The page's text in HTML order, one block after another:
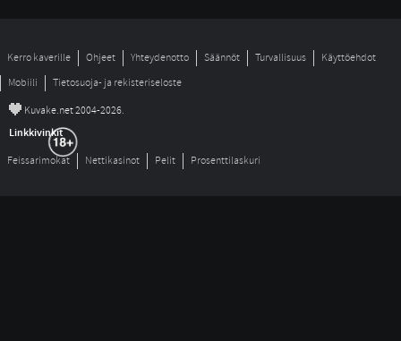
Kerro kaverille Ohjeet Yhteydenotto Säännöt Turvallisuus
Käyttöehdot
Mobiili
Tietosuoja- ja rekisteriseloste
© Kuvake.net 2004-2026.
Linkkivinkit
Feissarimokat Nettikasinot Pelit Prosenttilaskuri